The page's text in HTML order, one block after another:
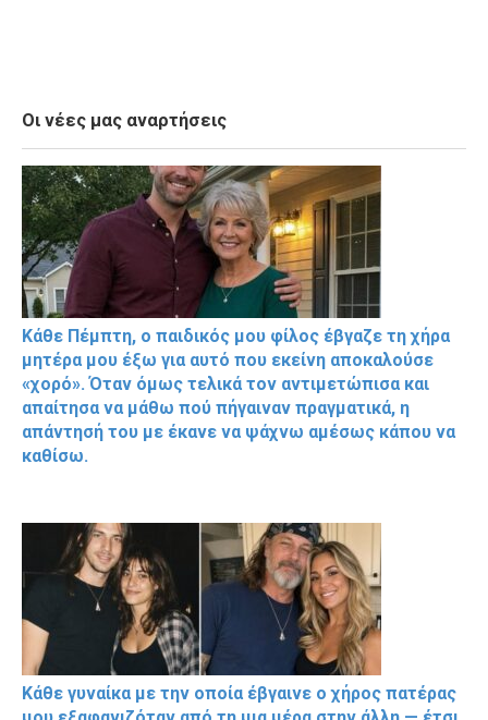
Οι νέες μας αναρτήσεις
Κάθε Πέμπτη, ο παιδικός μου φίλος έβγαζε τη χήρα
μητέρα μου έξω για αυτό που εκείνη αποκαλούσε
«χορό». Όταν όμως τελικά τον αντιμετώπισα και
απαίτησα να μάθω πού πήγαιναν πραγματικά, η
απάντησή του με έκανε να ψάχνω αμέσως κάπου να
καθίσω.
Κάθε γυναίκα με την οποία έβγαινε ο χήρος πατέρας